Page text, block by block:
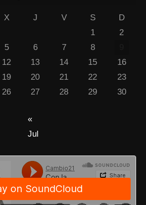
X J V S
D
1
2
5 6 7 8
12 13 14 15
16
19 20 21 22
23
26 27 28 29
30
«
Jul